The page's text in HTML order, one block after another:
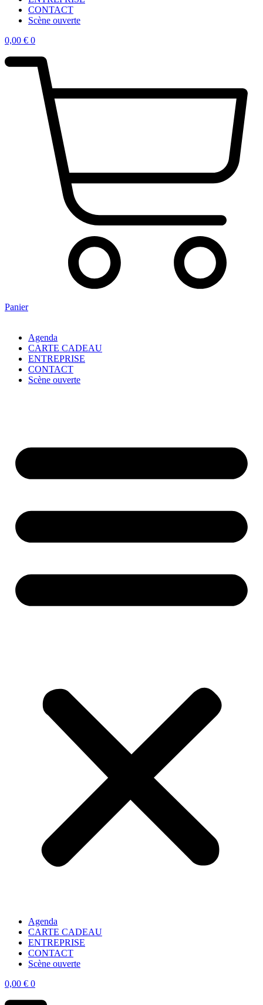
CONTACT
Scène ouverte
0,00 € 0
Panier
Agenda
CARTE CADEAU
ENTREPRISE
CONTACT
Scène ouverte
Agenda
CARTE CADEAU
ENTREPRISE
CONTACT
Scène ouverte
0,00 € 0